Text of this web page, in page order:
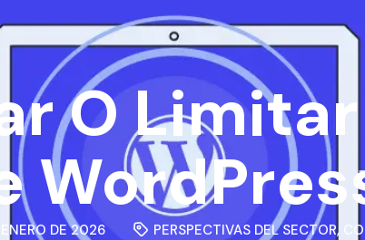
O
DE 2026 PERSPECTIVAS DEL SECTOR,